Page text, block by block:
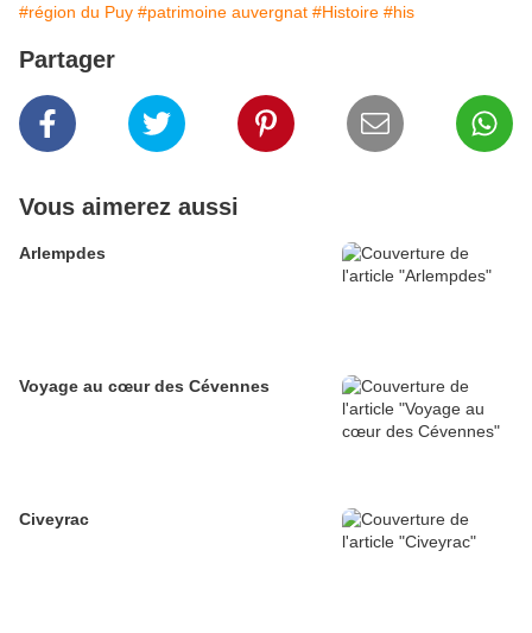
#région du Puy #patrimoine auvergnat #Histoire #his
Partager
Vous aimerez aussi
Arlempdes
Voyage au cœur des Cévennes
Civeyrac